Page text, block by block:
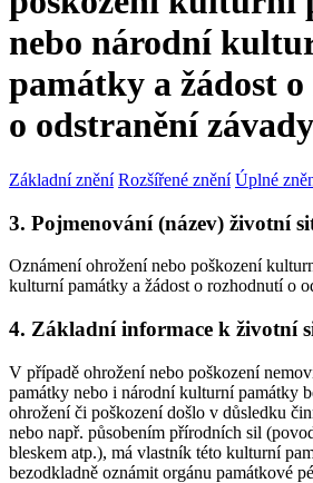
nebo národní
památky a žádost
o odstranění závady
Základní znění Rozšířené znění Úplné
3. Pojmenování (název) životní
Oznámení ohrožení nebo poškození
kulturní památky a žádost o rozhodnutí o
4. Základní informace k životní
V případě ohrožení nebo poškození
památky nebo i národní kulturní památky
ohrožení či poškození došlo v důsledku
nebo např. působením přírodních sil
bleskem atp.), má vlastník této kulturní
bezodkladně oznámit orgánu památkové